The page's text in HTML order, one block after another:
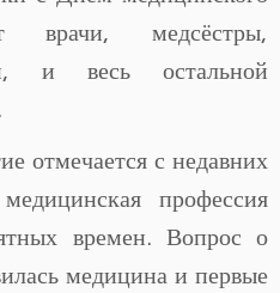
врачи, медсёстры,
и весь остальной
отмечается с недавних
профессия
времен. Вопрос о
медицина и первые